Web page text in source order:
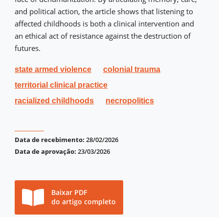
and political action, the article shows that listening to
affected childhoods is both a clinical intervention and
an ethical act of resistance against the destruction of
futures.
state armed violence
colonial trauma
territorial clinical practice
racialized childhoods
necropolitics
Data de recebimento: 28/02/2026
Data de aprovação: 23/03/2026
Baixar PDF
do artigo completo